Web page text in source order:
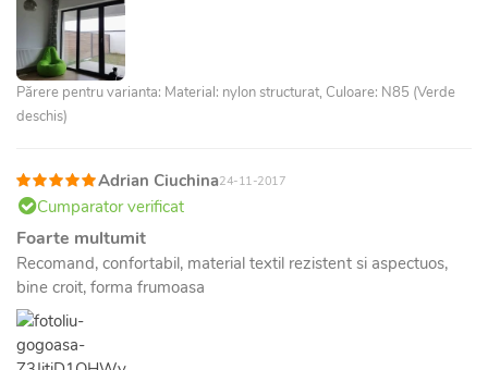
Părere pentru varianta: Material: nylon structurat, Culoare: N85 (Verde
deschis)
Adrian Ciuchina24-11-2017
Cumparator verificat
Foarte multumit
Recomand, confortabil, material textil rezistent si aspectuos,
bine croit, forma frumoasa